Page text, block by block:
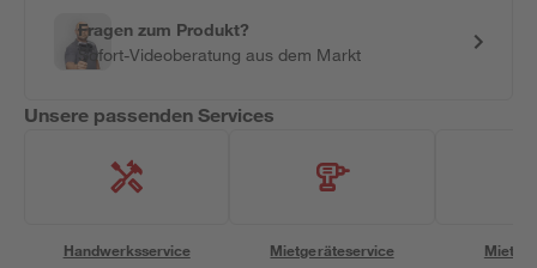
Fragen zum Produkt?
Sofort-Videoberatung aus dem Markt
Unsere passenden Services
Handwerksservice Mietgeräteservice